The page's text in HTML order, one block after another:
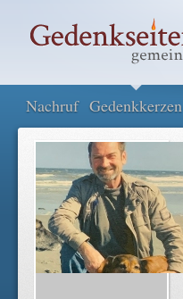
Nachruf Gedenkkerzen